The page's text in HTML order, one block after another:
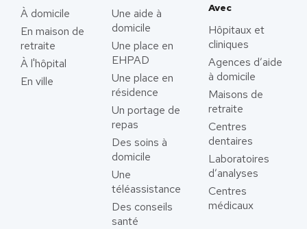
À domicile
En maison de
retraite
À l'hôpital
En ville
Une aide à
domicile
Une place en
EHPAD
Une place en
résidence
Un portage de
repas
Des soins à
domicile
Une
téléassistance
Des conseils
santé
Avec
Hôpitaux et
cliniques
Agences d’aide
à domicile
Maisons de
retraite
Centres
dentaires
Laboratoires
d’analyses
Centres
médicaux